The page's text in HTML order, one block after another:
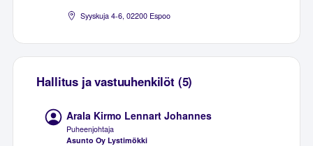
Syyskuja 4-6, 02200 Espoo
Hallitus ja vastuuhenkilöt (5)
Arala Kirmo Lennart Johannes
Puheenjohtaja
Asunto Oy Lystimökki